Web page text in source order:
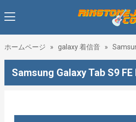
ホームページ » galaxy 着信音 »
Samsung Galaxy Tab S9